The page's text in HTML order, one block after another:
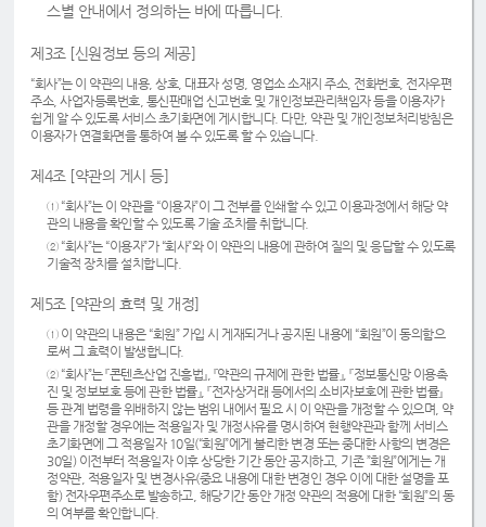
스별 안내에서 정의하는 바에 따릅니다.
제3조 [신원정보 등의 제공]
“회사”는 이 약관의 내용, 상호, 대표자 성명, 영업소 소재지 주소, 전화번호, 전자우편
주소, 사업자등록번호, 통신판매업 신고번호 및 개인정보관리책임자 등을 이용자가
쉽게 알 수 있도록 서비스 초기화면에 게시합니다. 다만, 약관 및 개인정보처리방침은
이용자가 연결화면을 통하여 볼 수 있도록 할 수 있습니다.
제4조 [약관의 게시 등]
① “회사”는 이 약관을 “이용자”이 그 전부를 인쇄할 수 있고 이용과정에서 해당 약
관의 내용을 확인할 수 있도록 기술 조치를 취합니다.
② “회사”는 “이용자”가 “회사”와 이 약관의 내용에 관하여 질의 및 응답할 수 있도록
기술적 장치를 설치합니다.
제5조 [약관의 효력 및 개정]
① 이 약관의 내용은 “회원” 가입 시 게재되거나 공지된 내용에 “회원”이 동의함으
로써 그 효력이 발생합니다.
② “회사”는 『콘텐츠산업 진흥법』, 『약관의 규제에 관한 법률』, 『정보통신망 이용촉
진 및 정보보호 등에 관한 법률』, 『전자상거래 등에서의 소비자보호에 관한 법률』
등 관계 법령을 위배하지 않는 범위 내에서 필요 시 이 약관을 개정할 수 있으며, 약
관을 개정할 경우에는 적용일자 및 개정사유를 명시하여 현행약관과 함께 서비스
초기화면에 그 적용일자 10일(“회원”에게 불리한 변경 또는 중대한 사항의 변경은
30일) 이전부터 적용일자 이후 상당한 기간 동안 공지하고, 기존 ”회원”에게는 개
정약관, 적용일자 및 변경사유(중요 내용에 대한 변경인 경우 이에 대한 설명을 포
함) 전자우편주소로 발송하고, 해당기간 동안 개정 약관의 적용에 대한 “회원”의 동
의 여부를 확인합니다.